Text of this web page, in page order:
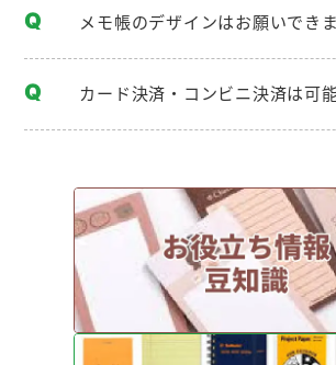
メモ帳のデザインはお願いでき
カード決済・コンビニ決済は可